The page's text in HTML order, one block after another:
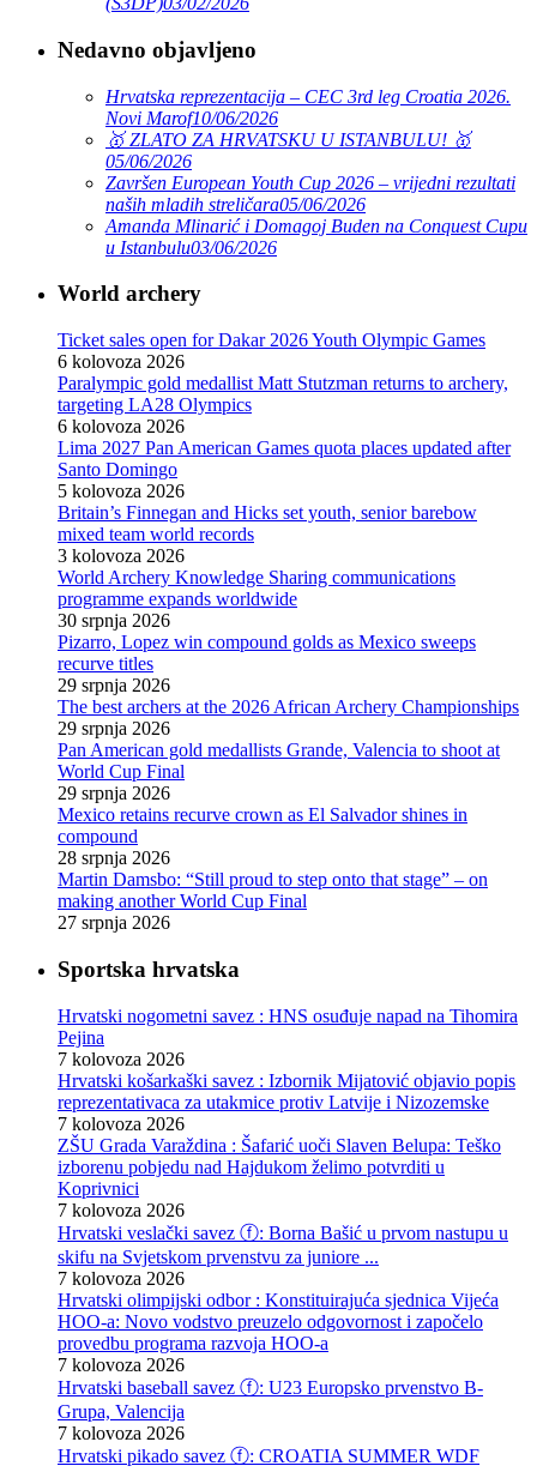
Nedavno objavljeno
Hrvatska reprezentacija – CEC 3rd leg Croatia 2026.
Novi Marof10/06/2026
🥇 ZLATO ZA HRVATSKU U ISTANBULU! 🥇
05/06/2026
Završen European Youth Cup 2026 – vrijedni rezultati
naših mladih streličara05/06/2026
Amanda Mlinarić i Domagoj Buden na Conquest Cupu
u Istanbulu03/06/2026
World archery
Ticket sales open for Dakar 2026 Youth Olympic Games
6 kolovoza 2026
Paralympic gold medallist Matt Stutzman returns to archery,
targeting LA28 Olympics
6 kolovoza 2026
Lima 2027 Pan American Games quota places updated after
Santo Domingo
5 kolovoza 2026
Britain’s Finnegan and Hicks set youth, senior barebow
mixed team world records
3 kolovoza 2026
World Archery Knowledge Sharing communications
programme expands worldwide
30 srpnja 2026
Pizarro, Lopez win compound golds as Mexico sweeps
recurve titles
29 srpnja 2026
The best archers at the 2026 African Archery Championships
29 srpnja 2026
Pan American gold medallists Grande, Valencia to shoot at
World Cup Final
29 srpnja 2026
Mexico retains recurve crown as El Salvador shines in
compound
28 srpnja 2026
Martin Damsbo: “Still proud to step onto that stage” – on
making another World Cup Final
27 srpnja 2026
Sportska hrvatska
Hrvatski nogometni savez : HNS osuđuje napad na Tihomira
Pejina
7 kolovoza 2026
Hrvatski košarkaški savez : Izbornik Mijatović objavio popis
reprezentativaca za utakmice protiv Latvije i Nizozemske
7 kolovoza 2026
ZŠU Grada Varaždina : Šafarić uoči Slaven Belupa: Teško
izborenu pobjedu nad Hajdukom želimo potvrditi u
Koprivnici
7 kolovoza 2026
Hrvatski veslački savez ⓕ: Borna Bašić u prvom nastupu u
skifu na Svjetskom prvenstvu za juniore ...
7 kolovoza 2026
Hrvatski olimpijski odbor : Konstituirajuća sjednica Vijeća
HOO-a: Novo vodstvo preuzelo odgovornost i započelo
provedbu programa razvoja HOO-a
7 kolovoza 2026
Hrvatski baseball savez ⓕ: U23 Europsko prvenstvo B-
Grupa, Valencija
7 kolovoza 2026
Hrvatski pikado savez ⓕ: CROATIA SUMMER WDF